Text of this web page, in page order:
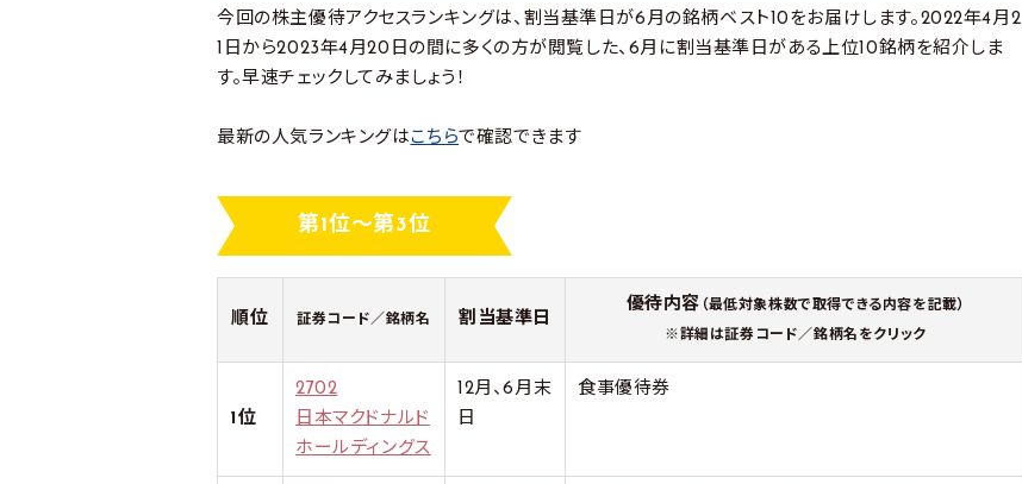
今回の株主優待アクセスランキングは、割当基準日が6月の銘柄ベスト10をお届けします。2022年4月2
1日から2023年4月20日の間に多くの方が閲覧した、6月に割当基準日がある上位10銘柄を紹介しま
す。早速チェックしてみましょう！
最新の人気ランキングはこちら で確認できます
第1位～第3位
順位 証券コード／銘柄名 割当基準日
優待内容 （最低対象株数で取得できる内容を記載）
※詳細は証券コード／銘柄名をクリック
1位
2702
日本マクドナルド
ホールディングス
12月、6月末
日
食事優待券